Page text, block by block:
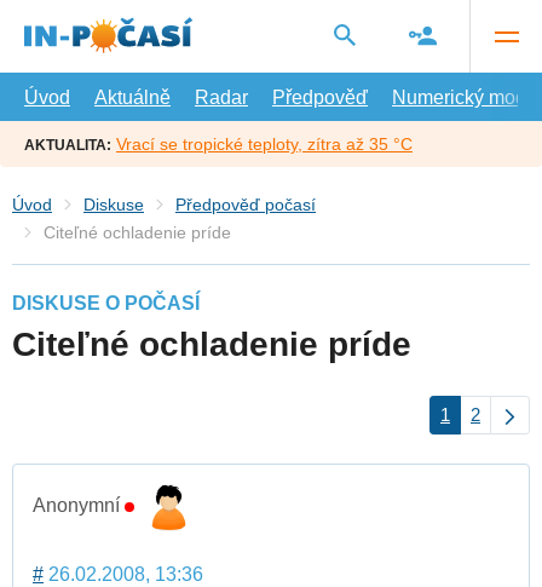
hlavní
Úvod
Aktuálně Radar Předpověď Numerický model
AKTUALITA: Vrací se tropické teploty, zítra až 35 °C
Úvod Diskuse
Předpověď počasí
Citeľné ochladenie príde
DISKUSE O POČASÍ
Citeľné ochladenie príde
1 2
Anonymní
# 26.02.2008, 13:36